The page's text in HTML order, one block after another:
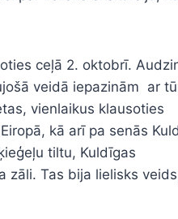
ceļā 2. oktobrī.
veidā iepazinām ar
vienlaikus klausoties
kā arī pa senās
tiltu, Kuldīgas
zāli. Tas bija lielisks